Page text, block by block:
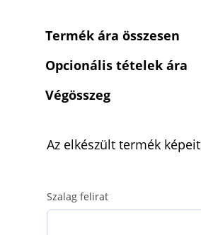
Termék ára összesen
Opcionális tételek ára
Végösszeg
Az elkészült termék képeit
Szalag felirat